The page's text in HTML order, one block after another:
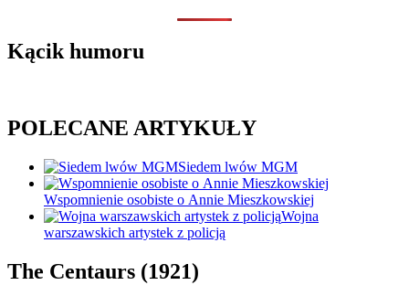
Kącik humoru
POLECANE ARTYKUŁY
Siedem lwów MGM
Wspomnienie osobiste o Annie Mieszkowskiej
Wojna
warszawskich artystek z policją
The Centaurs (1921)